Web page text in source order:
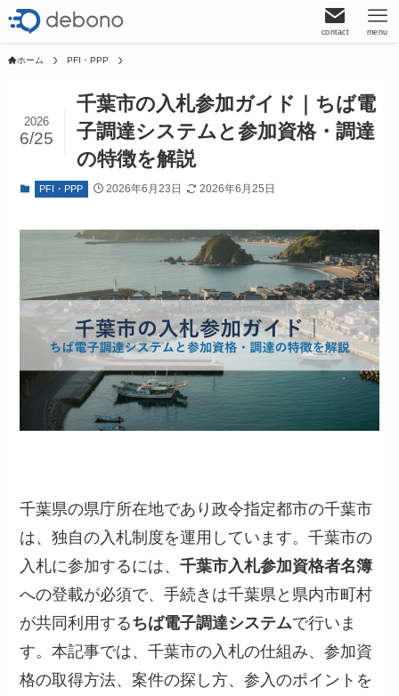
contact menu
ホーム PFI・PPP
千葉市の入札参加ガイド｜ちば電
子調達システムと参加資格・調達
の特徴を解説
2026
6/25
PFI・PPP 2026年6月23日 2026年6月25日
千葉県の県庁所在地であり政令指定都市の千葉市
は、独自の入札制度を運用しています。千葉市の
入札に参加するには、千葉市入札参加資格者名簿
への登載が必須で、手続きは千葉県と県内市町村
が共同利用するちば電子調達システムで行いま
す。本記事では、千葉市の入札の仕組み、参加資
格の取得方法、案件の探し方、参入のポイントを